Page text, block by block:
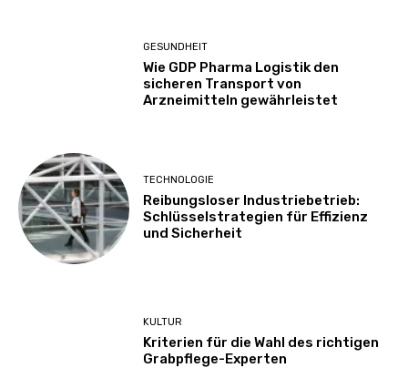
GESUNDHEIT
Wie GDP Pharma Logistik den
sicheren Transport von
Arzneimitteln gewährleistet
TECHNOLOGIE
Reibungsloser Industriebetrieb:
Schlüsselstrategien für Effizienz
und Sicherheit
KULTUR
Kriterien für die Wahl des richtigen
Grabpflege-Experten